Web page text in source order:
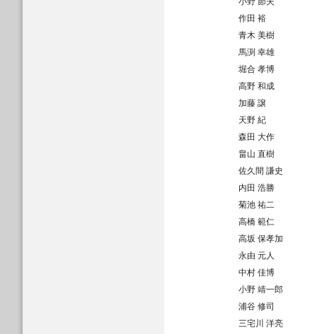
作田 裕
青木 美樹
馬渕 幸雄
堀合 孝博
高野 和成
加藤 譲
天野 紀
森田 大作
畠山 直樹
佐久間 謙史
内田 浩勝
菊池 祐二
高橋 範仁
高坂 保孝加
永由 元人
中村 佳博
小野 靖一郎
浦谷 修司
三宅川 洋亮